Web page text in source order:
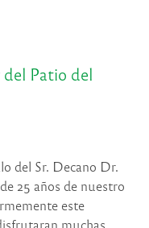
del Patio del
del Sr. Decano Dr.
25 años de nuestro
este
muchas